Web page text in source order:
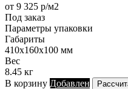
от 9 325 р/м2
Под заказ
Параметры упаковки
Габариты
410х160х100 мм
Вес
8.45 кг
В корзину Добавлен